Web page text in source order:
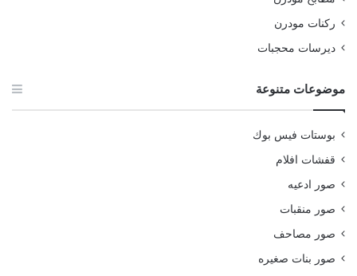
ركنات مودرن
ديرسات محجبات
موضوعات متنوعة
بوستات فيس بوك
قفشات افلام
صور ادعيه
صور منقبات
صور مصاحف
صور بنات صغيره